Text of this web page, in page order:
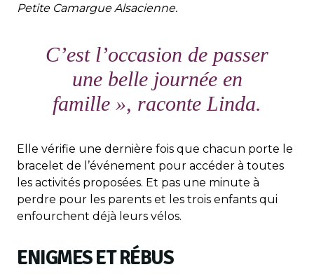
Petite Camargue Alsacienne.
C’est l’occasion de passer
une belle journée en
famille », raconte Linda.
Elle vérifie une dernière fois que chacun porte le
bracelet de l’événement pour accéder à toutes
les activités proposées. Et pas une minute à
perdre pour les parents et les trois enfants qui
enfourchent déjà leurs vélos.
ENIGMES ET RÉBUS